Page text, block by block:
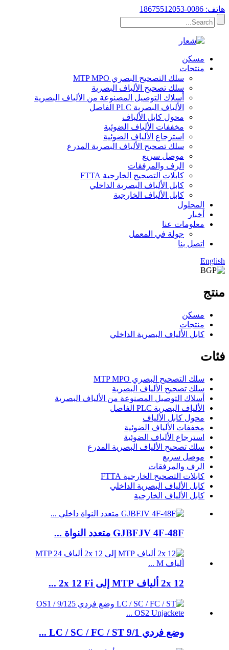
هاتف: 0086-18675512053
مسكن
منتجات
سلك التصحيح البصري MTP MPO
سلك تصحيح الألياف البصرية
أسلاك التوصيل المصنوعة من الألياف البصرية
الألياف البصرية PLC الفاصل
محول كابل الألياف
مخففات الألياف الضوئية
استرجاع الألياف الضوئية
سلك تصحيح الألياف البصرية المدرع
موصل سريع
الرف والمرفقات
كابلات التصحيح الخارجية FTTA
كابل الألياف البصرية الداخلي
كابل الألياف الخارجية
المحلول
أخبار
معلومات عنا
جولة في المعمل
اتصل بنا
English
منتج
مسكن
منتجات
كابل الألياف البصرية الداخلي
فئات
سلك التصحيح البصري MTP MPO
سلك تصحيح الألياف البصرية
أسلاك التوصيل المصنوعة من الألياف البصرية
الألياف البصرية PLC الفاصل
محول كابل الألياف
مخففات الألياف الضوئية
استرجاع الألياف الضوئية
سلك تصحيح الألياف البصرية المدرع
موصل سريع
الرف والمرفقات
كابلات التصحيح الخارجية FTTA
كابل الألياف البصرية الداخلي
كابل الألياف الخارجية
GJBFJV 4F-48F متعدد النواة ...
2x 12 ألياف MTP إلى 2x 12 Fi ...
وضع فردي LC / SC / FC / ST 9/1 ...